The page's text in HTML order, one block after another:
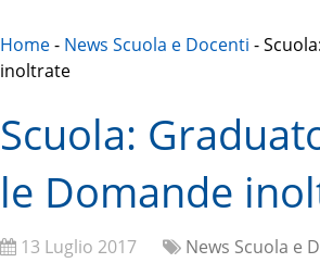
Home- News Scuola e Docenti -
inoltrate
Scuola:
le Domande
13 Luglio 2017 News Scuola e